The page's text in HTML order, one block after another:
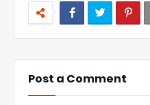
Post a Comment